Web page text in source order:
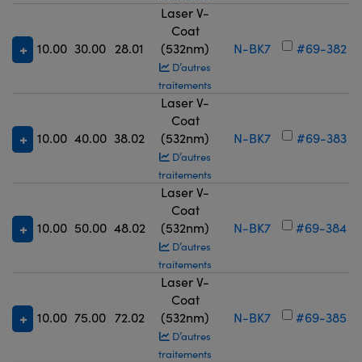
10.00 30.00 28.01
Laser V-
Coat
(532nm)
D’autres
traitements
N-BK7 #69-382
10.00 40.00 38.02
Laser V-
Coat
(532nm)
D’autres
traitements
N-BK7 #69-383
10.00 50.00 48.02
Laser V-
Coat
(532nm)
D’autres
traitements
N-BK7 #69-384
10.00 75.00 72.02
Laser V-
Coat
(532nm)
D’autres
traitements
N-BK7 #69-385